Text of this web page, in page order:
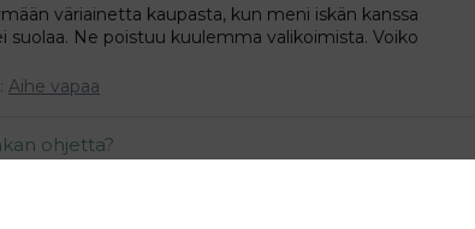
väriainetta kaupasta, kun meni iskän kanssa
Ne poistuu kuulemma valikoimista. Voiko
Aihe vapaa
ohjetta?